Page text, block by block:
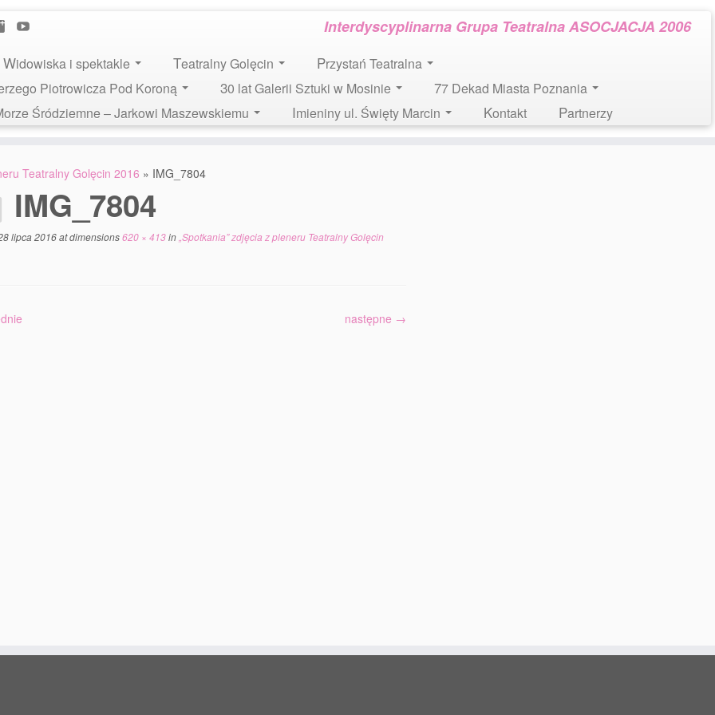
Interdyscyplinarna Grupa Teatralna ASOCJACJA 2006
Widowiska i spektakle Teatralny Golęcin
Przystań Teatralna
Piotrowicza Pod Koroną
30 lat Galerii Sztuki w Mosinie
77 Dekad Miasta Poznania
Morze Śródziemne – Jarkowi Maszewskiemu
Imieniny ul. Święty Marcin Kontakt Partnerzy
Teatralny Golęcin 2016 » IMG_7804
IMG_7804
lipca 2016at dimensions620 × 413in „Spotkania” zdjęcia z pleneru Teatralny Golęcin
następne →